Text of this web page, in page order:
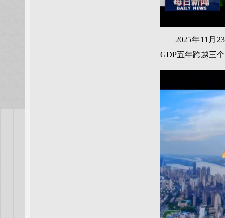
2025年11月
GDP五年跨越三